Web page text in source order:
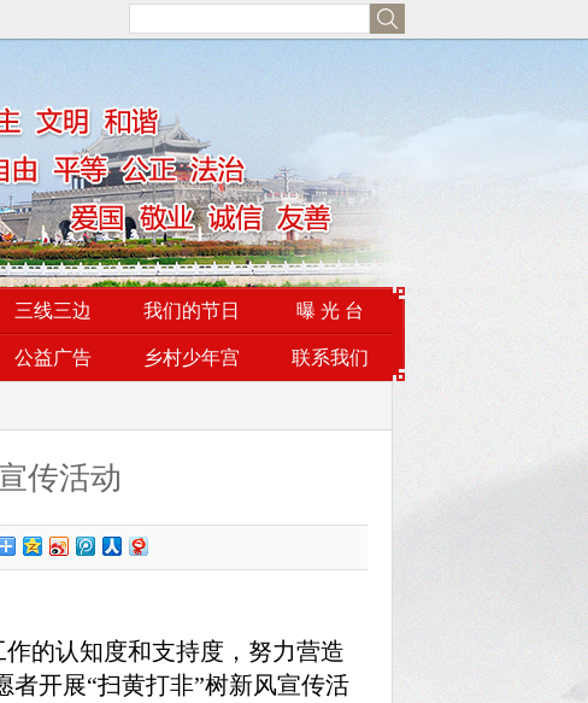
三线三边 我们的节日 曝 光 台
公益广告 乡村少年宫 联系我们
传活动
的认知度和支持度，努力营造
开展“扫黄打非”树新风宣传活